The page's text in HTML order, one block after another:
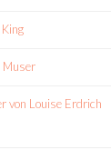
Muser
von Louise Erdrich